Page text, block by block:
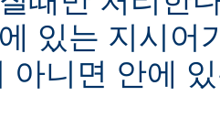
있는 지시어
아니면 안에